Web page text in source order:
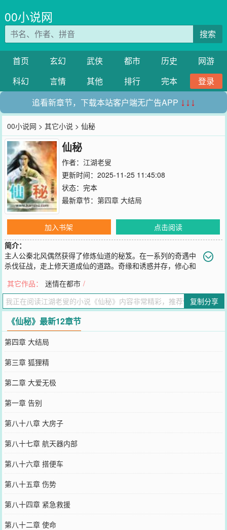
00小说网
搜索
首页 玄幻 武侠 都市 历史
网游
科幻
言情 其他 排行 完本
登录
追看新章节，下载本站客户端无广告APP ↓↓↓
00小说网 >其它小说 > 仙秘
仙秘
作者： 江湖老叟
更新时间：2025-11-25 11:45:08
状态：完本
最新章节： 第四章 大结局
加入书架
点击阅读
简介：
主人公秦北风偶然获得了修炼仙道的秘笈。在一系列的奇遇中
杀伐征战，走上修天道成仙的道路。奇缘和诱惑并存，修心和
随征程。
您要是觉得《仙秘》还不错的话请不要忘记向您QQ群和微博微信里的
朋友推荐哦！
其它作品： 迷情在都市 /
复制分享
《仙秘》最新12章节
第四章 大结局
第三章 狐狸精
第二章 大爱无极
第一章 告别
第八十八章 大房子
第八十七章 航天器内部
第八十六章 搭便车
第八十五章 伤势
第八十四章 紧急救援
第八十二章 使命